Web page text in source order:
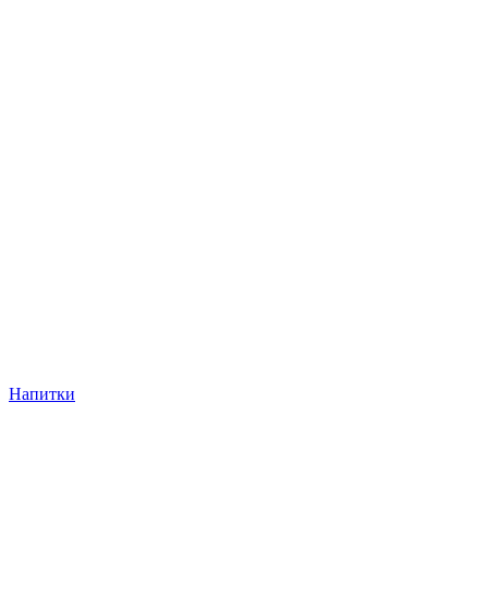
Напитки